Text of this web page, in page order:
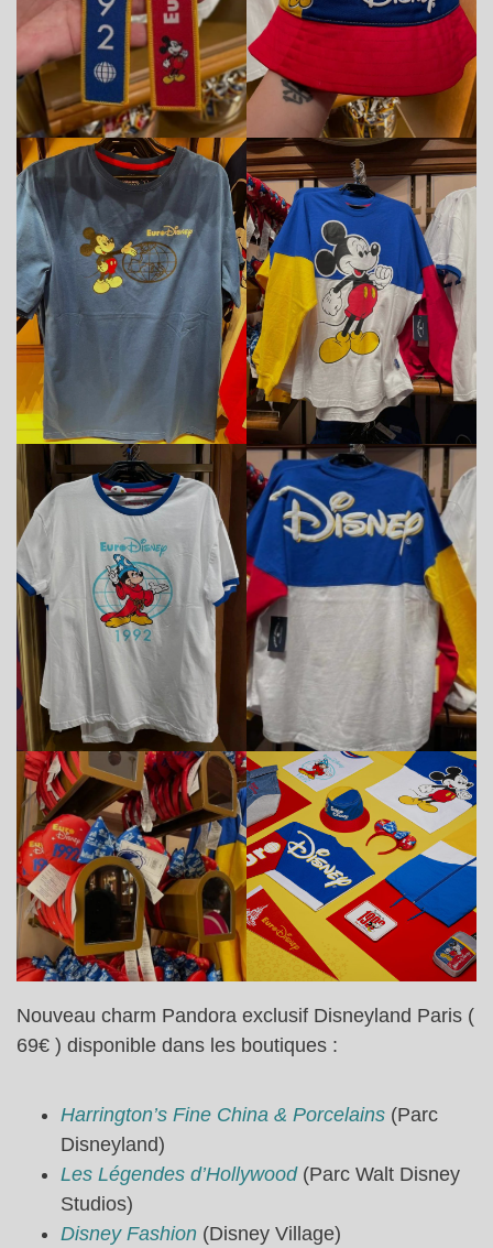
Nouveau charm Pandora exclusif Disneyland Paris (
69€ ) disponible dans les boutiques :
Harrington’s Fine China & Porcelains (Parc
Disneyland)
Les Légendes d’Hollywood(Parc Walt Disney
Studios)
Disney Fashion (Disney Village)